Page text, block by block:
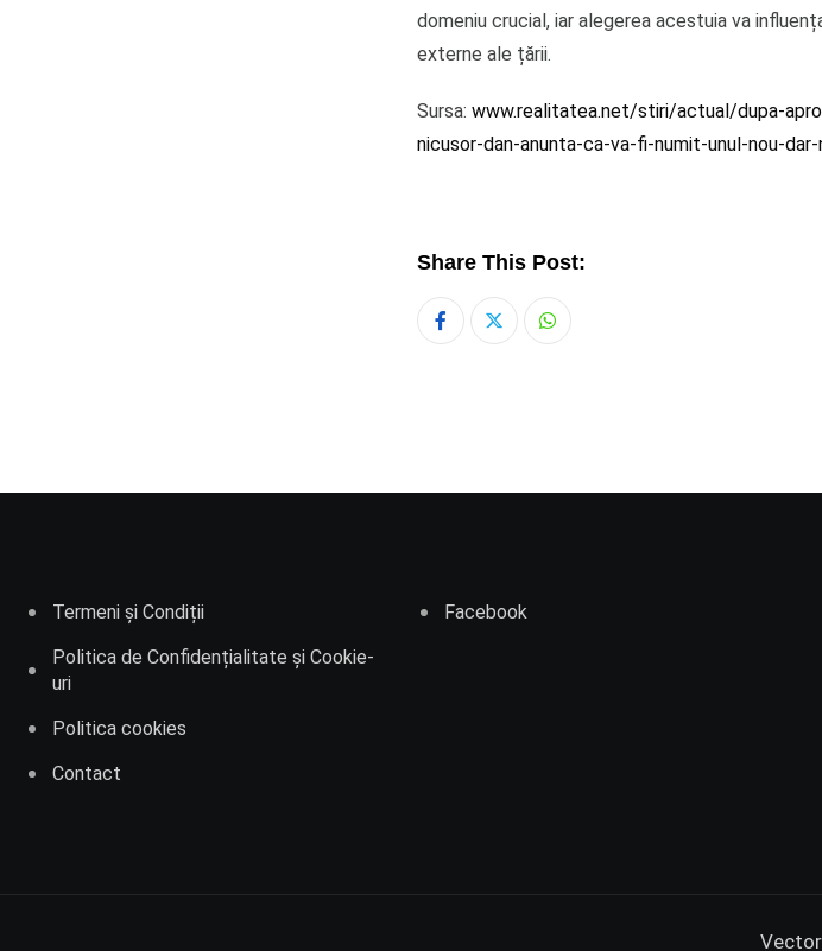
domeniu crucial, iar alegerea acestuia va
externe ale țării.
Sursa: www.realitatea.net/stiri/actual/dupa-
nicusor-dan-anunta-ca-va-fi-numit-unul-nou-
Share This Post:
Whatsapp
Termeni și Condiții
Politica de Confidențialitate și Cookie-
uri
Politica cookies
Contact
Facebook